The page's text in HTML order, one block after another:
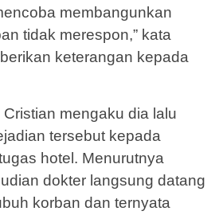
membangunkan
tidak merespon,” kata
keterangan kepada
mengaku dia lalu
tersebut kepada
hotel. Menurutnya
dokter langsung datang
korban dan ternyata